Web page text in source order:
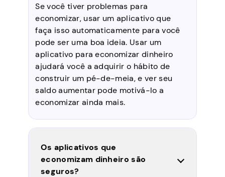
Se você tiver problemas para
economizar, usar um aplicativo que
faça isso automaticamente para você
pode ser uma boa ideia. Usar um
aplicativo para economizar dinheiro
ajudará você a adquirir o hábito de
construir um pé-de-meia, e ver seu
saldo aumentar pode motivá-lo a
economizar ainda mais.
Os aplicativos que
economizam dinheiro são
seguros?